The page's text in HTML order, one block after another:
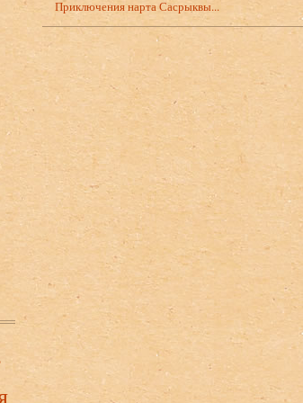
Приключения нарта Сасрыквы...